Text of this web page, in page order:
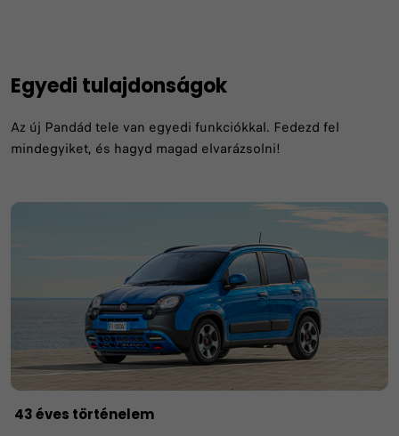
Egyedi tulajdonságok
Az új Pandád tele van egyedi funkciókkal. Fedezd fel
mindegyiket, és hagyd magad elvarázsolni!
43 éves történelem